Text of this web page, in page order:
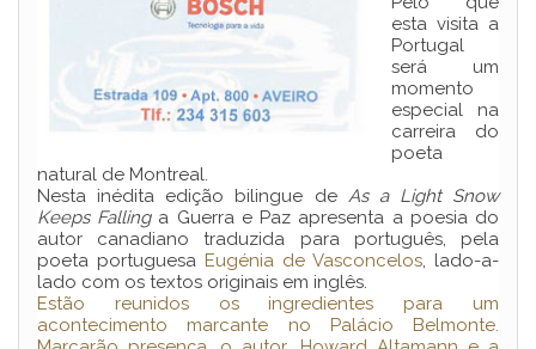
esta visita a
Portugal
será um
momento
especial na
carreira do
poeta
natural de Montreal.
Nesta inédita edição bilingue de As a Light Snow
Keeps Fallinga Guerra e Paz apresenta a poesia do
autor canadiano traduzida para português, pela
poeta portuguesa Eugénia de Vasconcelos, lado-a-
lado com os textos originais em inglês.
Estão reunidos os ingredientes para um
acontecimento marcante no Palácio Belmonte.